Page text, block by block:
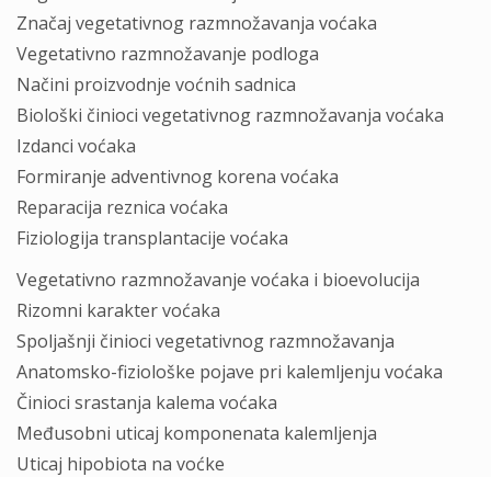
Značaj vegetativnog razmnožavanja voćaka
Vegetativno razmnožavanje podloga
Načini proizvodnje voćnih sadnica
Biološki činioci vegetativnog razmnožavanja voćaka
Izdanci voćaka
Formiranje adventivnog korena voćaka
Reparacija reznica voćaka
Fiziologija transplantacije voćaka
Vegetativno razmnožavanje voćaka i bioevolucija
Rizomni karakter voćaka
Spoljašnji činioci vegetativnog razmnožavanja
Anatomsko-fiziološke pojave pri kalemljenju voćaka
Činioci srastanja kalema voćaka
Međusobni uticaj komponenata kalemljenja
Uticaj hipobiota na voćke